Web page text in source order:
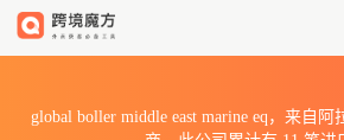
global boller middle east marine eq，来自